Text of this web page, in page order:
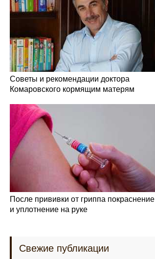
Советы и рекомендации доктора
Комаровского кормящим матерям
После прививки от гриппа покраснение
и уплотнение на руке
Свежие публикации